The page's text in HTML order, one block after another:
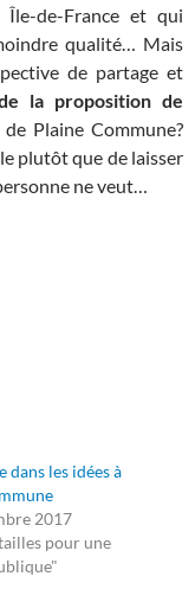
Île-de-France et qui
qualité… Mais
de partage et
la proposition de
Plaine Commune?
plutôt que de laisser
ne veut…
dans les idées à
2017
pour une